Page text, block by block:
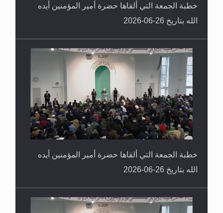
خطبة الجمعة التي ألقاها حضرة أمير المؤمنين أيده
الله بتاريخ 26-06-2026
خطبة الجمعة التي ألقاها حضرة أمير المؤمنين أيده
الله بتاريخ 26-06-2026